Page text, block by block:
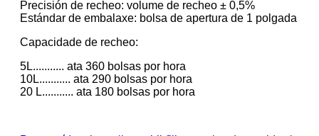
Precisión de recheo: volume de recheo ± 0,5%
Estándar de embalaxe: bolsa de apertura de 1 polgada
Capacidade de recheo:
5L........... ata 360 bolsas por hora
10L........... ata 290 bolsas por hora
20 L........... ata 180 bolsas por hora